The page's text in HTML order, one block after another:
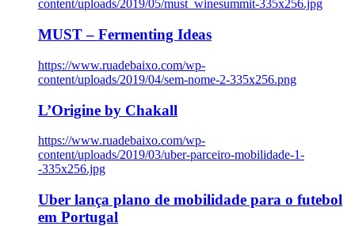
content/uploads/2019/05/must_winesummit-335x256.jpg
MUST – Fermenting Ideas
https://www.ruadebaixo.com/wp-
content/uploads/2019/04/sem-nome-2-335x256.png
L’Origine by Chakall
https://www.ruadebaixo.com/wp-
content/uploads/2019/03/uber-parceiro-mobilidade-1-
-335x256.jpg
Uber lança plano de mobilidade para o futebol
em Portugal